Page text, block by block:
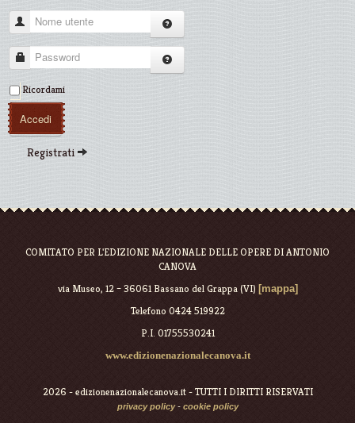
Nome utente
Password
Ricordami
Accedi
Registrati
COMITATO PER L'EDIZIONE NAZIONALE DELLE OPERE DI ANTONIO
CANOVA
via Museo, 12 – 36061 Bassano del Grappa (VI) [mappa]
Telefono 0424 519922
P.I. 01755530241
www.edizionenazionalecanova.it
2026 - edizionenazionalecanova.it - TUTTI I DIRITTI RISERVATI
privacy policy- cookie policy